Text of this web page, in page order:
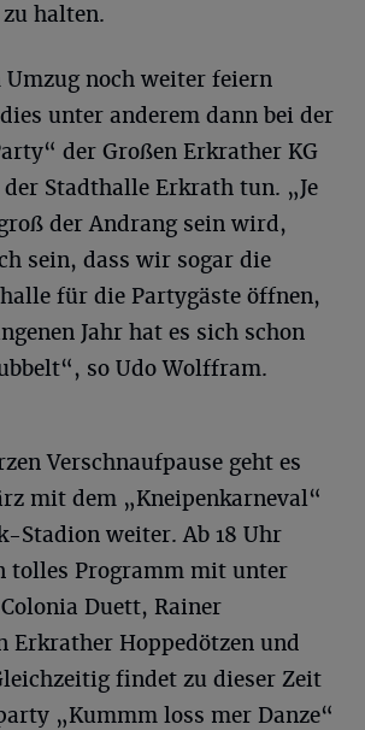
halten.
Umzug noch weiter feiern
unter anderem dann bei der
der Großen Erkrather KG
der Stadthalle Erkrath tun. „Je
der Andrang sein wird,
sein, dass wir sogar die
für die Partygäste öffnen,
Jahr hat es sich schon
so Udo Wolffram.
Verschnaufpause geht es
mit dem „Kneipenkarneval“
Stadion weiter. Ab 18 Uhr
tolles Programm mit unter
Duett, Rainer
Erkrather Hoppedötzen und
findet zu dieser Zeit
„Kummm loss mer Danze“